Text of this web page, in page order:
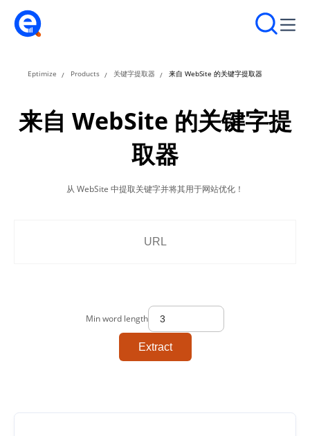
Eptimize Products 关键字提取器 来自 WebSite 的关键字提取器
来自 WebSite 的关键字提
取器
从 WebSite 中提取关键字并将其用于网站优化！
Min word length
Extract